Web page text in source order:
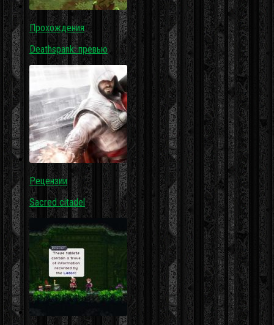
Прохождения
Deathspank: превью
Рецензии
Sacred citadel